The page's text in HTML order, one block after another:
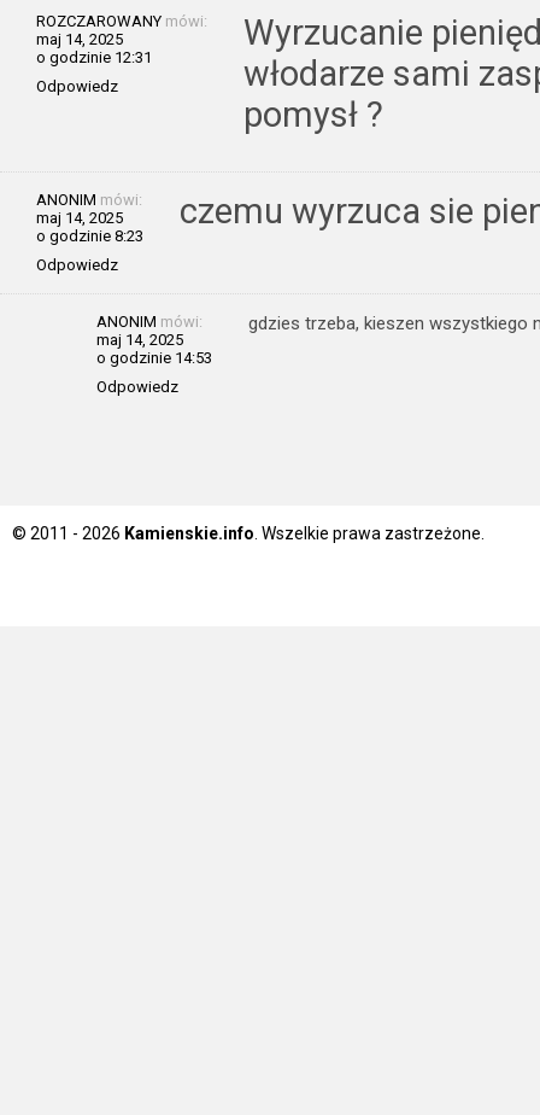
ROZCZAROWANY mówi:
maj 14, 2025
o godzinie 12:31
Odpowiedz
Wyrzucanie
włodarze sami
pomysł ?
ANONIM mówi:
maj 14, 2025
o godzinie 8:23
Odpowiedz
czemu wyrzuca sie
ANONIM mówi:
maj 14, 2025
o godzinie 14:53
Odpowiedz
gdzies trzeba, kieszen wszystkiego
© 2011 - 2026 Kamienskie.info . Wszelkie prawa zastrzeżone.